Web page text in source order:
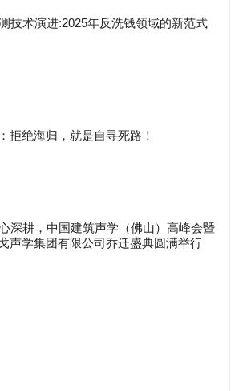
技术演进:2025年反洗钱领域的新范式
拒绝海归，就是自寻死路！
深耕，中国建筑声学（佛山）高峰会暨
声学集团有限公司乔迁盛典圆满举行